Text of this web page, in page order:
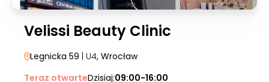
Velissi Beauty Clinic
Legnicka 59 | U4, Wrocław
Teraz otwarteDzisiaj:09:00-16:00